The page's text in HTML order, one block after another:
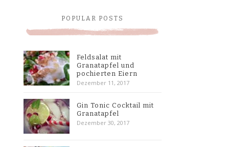
POPULAR POSTS
Feldsalat mit
Granatapfel und
pochierten Eiern
Dezember 11, 2017
Gin Tonic Cocktail mit
Granatapfel
Dezember 30, 2017